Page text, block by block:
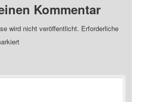
Kommentar
wird nicht veröffentlicht. Erforderliche